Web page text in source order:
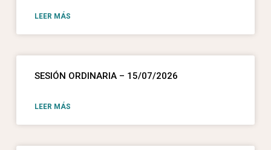
LEER MÁS
SESIÓN ORDINARIA – 15/07/2026
LEER MÁS